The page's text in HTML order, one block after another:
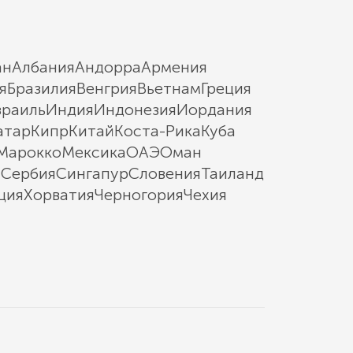
АлбанияАндорраАрмения
БразилияВенгрияВьетнамГреция
ИндияИндонезияИордания
КипрКитайКоста-РикаКуба
МексикаОАЭОман
СербияСингапурСловенияТаиланд
ХорватияЧерногорияЧехия